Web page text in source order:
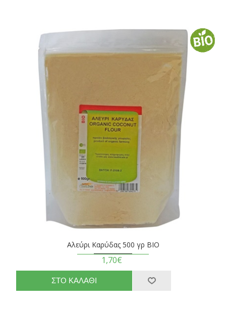
Αλεύρι Καρύδας 500 γρ ΒΙΟ
1,70€